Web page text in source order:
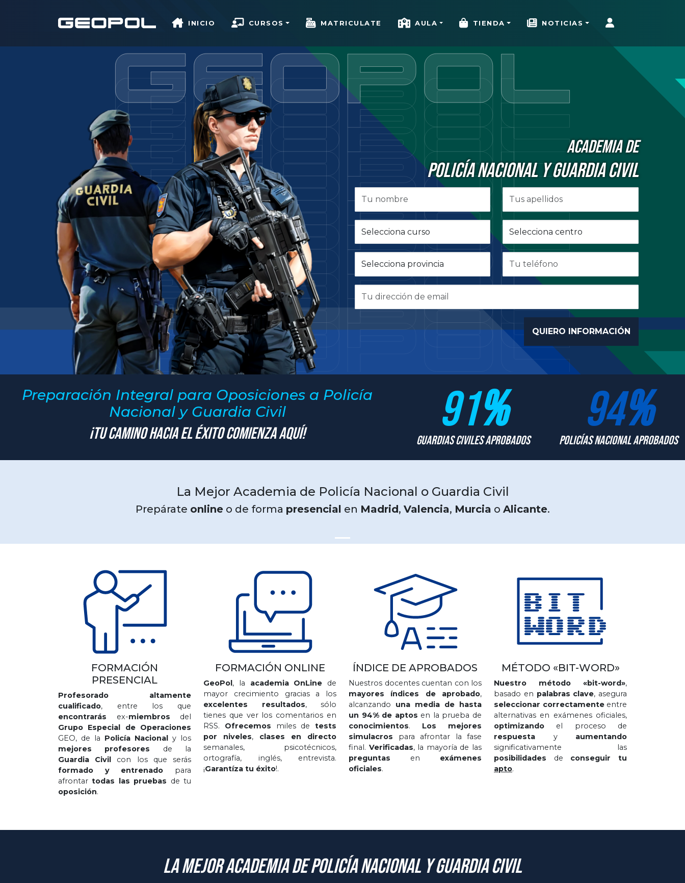
INICIO CURSOS MATRICULATE AULA TIENDA NOTICIAS
ACADEMIA DE
POLICÍA NACIONAL Y GUARDIA CIVIL
Preparación Integral para Oposiciones a Policía
Nacional y Guardia Civil
¡Tu Camino hacia el Éxito Comienza Aquí! 91%
Guardias Civiles Aprobados
94%
Policías Nacional Aprobados
La Mejor Academia de Policía Nacional o Guardia Civil
Prepárate onlineo de forma presencial en Madrid, Valencia, Murcia o Alicante.
FORMACIÓN
PRESENCIAL
Profesorado altamente
cualificado, entre los que
encontrarás ex-miembros del
Grupo Especial de Operaciones
GEO, de la Policía Nacional y los
mejores profesores de la
Guardia Civil con los que serás
formado y entrenado para
afrontartodas las pruebas de tu
oposición.
FORMACIÓN ONLINE
GeoPol, la academia OnLine de
mayor crecimiento gracias a los
excelentes resultados, sólo
tienes que ver los comentarios en
RSS. Ofrecemos miles de tests
por niveles, clases en directo
semanales, psicotécnicos,
ortografía, inglés, entrevista.
¡Garantíza tu éxito!.
ÍNDICE DE APROBADOS
Nuestros docentes cuentan con los
mayores índices de aprobado,
alcanzando una media de hasta
un 94% de aptos en la prueba de
conocimientos. Los mejores
simulacros para afrontar la fase
final. Verificadas, la mayoría de las
preguntas en exámenes
oficiales.
MÉTODO «BIT-WORD»
Nuestro método «bit-word»,
basado en palabras clave, asegura
seleccionar correctamenteentre
alternativas en exámenes oficiales,
optimizando el proceso de
respuesta y aumentando
significativamente las
posibilidades de conseguir tu
apto.
La mejor academia de Policía Nacional y Guardia Civil